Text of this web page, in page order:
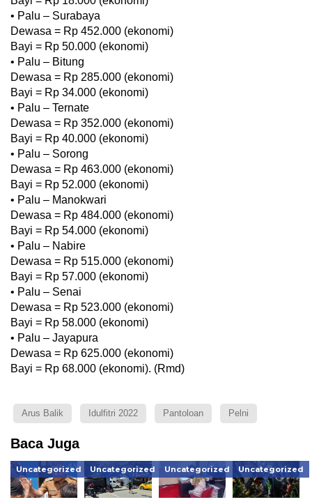
• Palu – Surabaya
Dewasa = Rp 452.000 (ekonomi)
Bayi = Rp 50.000 (ekonomi)
• Palu – Bitung
Dewasa = Rp 285.000 (ekonomi)
Bayi = Rp 34.000 (ekonomi)
• Palu – Ternate
Dewasa = Rp 352.000 (ekonomi)
Bayi = Rp 40.000 (ekonomi)
• Palu – Sorong
Dewasa = Rp 463.000 (ekonomi)
Bayi = Rp 52.000 (ekonomi)
• Palu – Manokwari
Dewasa = Rp 484.000 (ekonomi)
Bayi = Rp 54.000 (ekonomi)
• Palu – Nabire
Dewasa = Rp 515.000 (ekonomi)
Bayi = Rp 57.000 (ekonomi)
• Palu – Senai
Dewasa = Rp 523.000 (ekonomi)
Bayi = Rp 58.000 (ekonomi)
• Palu – Jayapura
Dewasa = Rp 625.000 (ekonomi)
Bayi = Rp 68.000 (ekonomi). (Rmd)
Arus Balik Idulfitri 2022 Pantoloan Pelni
Baca Juga
Uncategorized Uncategorized Uncategorized Uncategorized